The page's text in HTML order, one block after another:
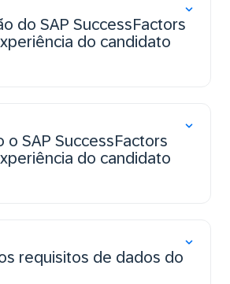
do SAP SuccessFactors
do candidato
o SAP SuccessFactors
do candidato
requisitos de dados do